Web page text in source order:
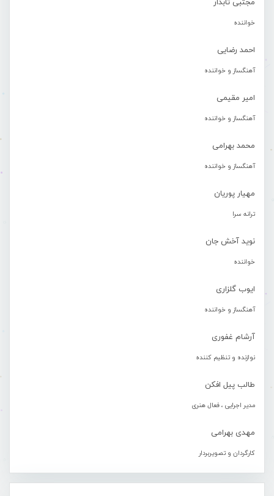
مجتبی تابدار
خواننده
احمد رضایی
آهنگساز و خواننده
امیر مقیمی
آهنگساز و خواننده
محمد بهرامی
آهنگساز و خواننده
مهیار پوریان
ترانه سرا
نوید آخش جان
خواننده
ایوب گلزاری
آهنگساز و خواننده
آرشام غفوری
نوازنده و تنظیم کننده
طالب پیل افکن
مدیر اجرایی ، فعال هنری
مهدی بهرامی
کارگردان و تصویربردار